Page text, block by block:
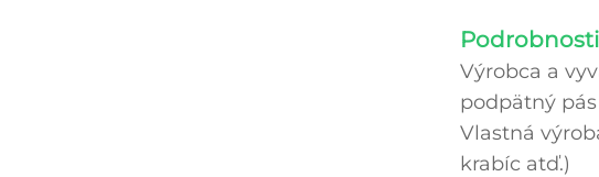
Výrobca a
podpätný
Vlastná
krabíc atď.)